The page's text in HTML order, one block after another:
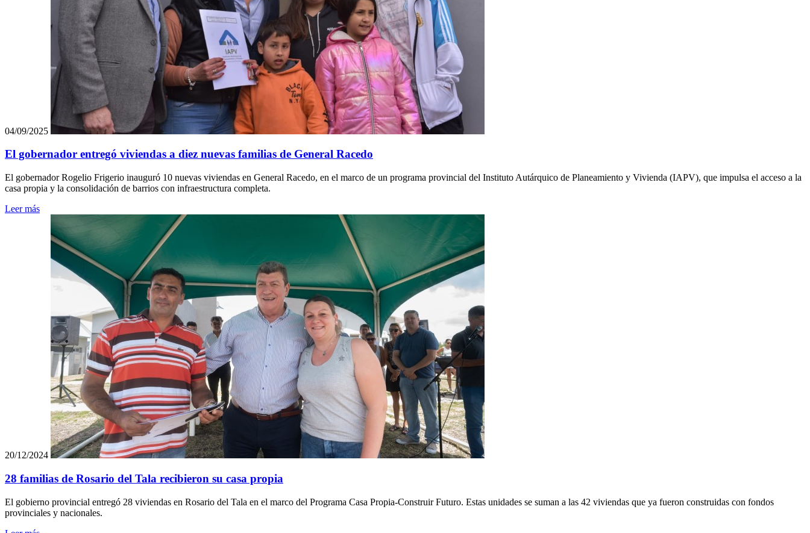
04/09/2025
El gobernador entregó viviendas a diez nuevas familias de General Racedo
El gobernador Rogelio Frigerio inauguró 10 nuevas viviendas en General Racedo, en el marco de un programa provincial del Instituto Autárquico de Planeamiento y Vivienda (IAPV), que impulsa el acceso a la
casa propia y la consolidación de barrios con infraestructura completa.
Leer más
20/12/2024
28 familias de Rosario del Tala recibieron su casa propia
El gobierno provincial entregó 28 viviendas en Rosario del Tala en el marco del Programa Casa Propia-Construir Futuro. Estas unidades se suman a las 42 viviendas que ya fueron construidas con fondos
provinciales y nacionales.